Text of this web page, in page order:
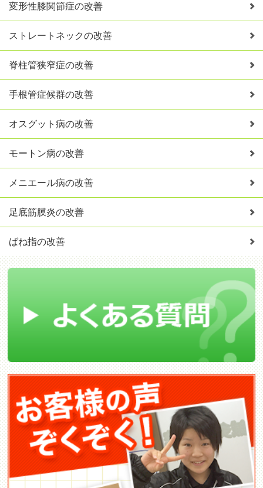
変形性膝関節症の改善
ストレートネックの改善
脊柱管狭窄症の改善
手根管症候群の改善
オスグット病の改善
モートン病の改善
メニエール病の改善
足底筋膜炎の改善
ばね指の改善